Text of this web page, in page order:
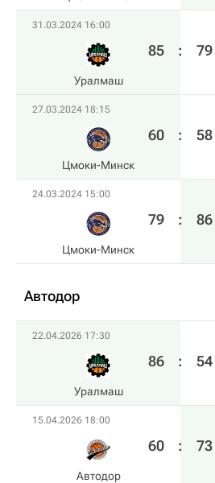
31.03.2024 16:00
Уралмаш
85 : 79
27.03.2024 18:15
Цмоки-Минск
60 : 58
24.03.2024 15:00
Цмоки-Минск
79 : 86
Автодор
22.04.2026 17:30
Уралмаш
86 : 54
15.04.2026 18:00
Автодор
60 : 73